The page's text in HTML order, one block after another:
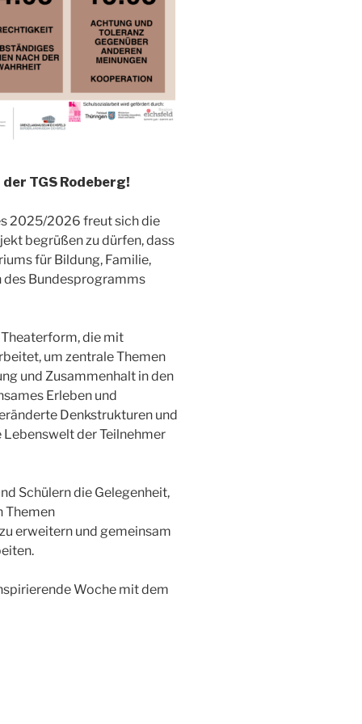
TGS Rodeberg!
2025/2026 freut sich die
begrüßen zu dürfen, dass
für Bildung, Familie,
des Bundesprogramms
die mit
um zentrale Themen
und Zusammenhalt in den
Erleben und
Denkstrukturen und
der Teilnehmer
Schülern die Gelegenheit,
Themen
erweitern und gemeinsam
Woche mit dem